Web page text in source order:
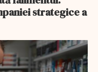
strategice a